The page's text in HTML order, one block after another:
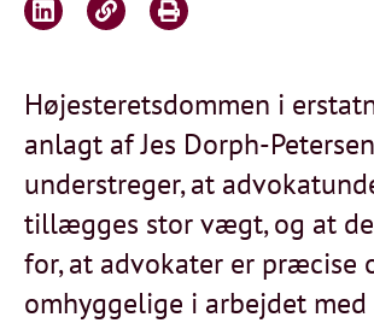
Højesteretsdommen i
anlagt af Jes Dorph-Petersen
understreger, at
tillægges stor vægt, og at
for, at advokater er præcise
omhyggelige i arbejdet